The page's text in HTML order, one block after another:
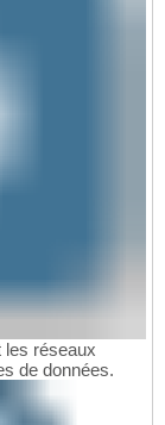
les réseaux
de données.